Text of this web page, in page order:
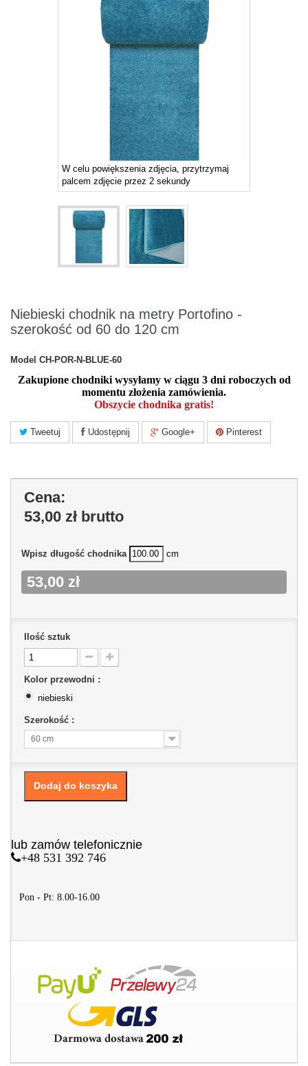
W celu powiększenia zdjęcia, przytrzymaj
palcem zdjęcie przez 2 sekundy
Niebieski chodnik na metry Portofino -
szerokość od 60 do 120 cm
Model CH-POR-N-BLUE-60
Zakupione chodniki wysyłamy w ciągu 3 dni roboczych od
momentu złożenia zamówienia.
Obszycie chodnika gratis!
Tweetuj Udostępnij Google+ Pinterest
Cena:
53,00 zł brutto
Wpisz długość chodnika cm
53,00 zł
Ilość sztuk
Kolor przewodni :
niebieski
Szerokość :
60 cm
Dodaj do koszyka
lub zamów telefonicznie
+48 531 392 746
Pon - Pt: 8.00-16.00